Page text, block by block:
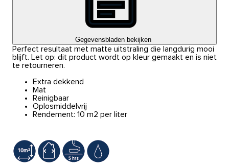
Gegevensbladen bekijken
Perfect resultaat met matte uitstraling die langdurig mooi
blijft. Let op: dit product wordt op kleur gemaakt en is niet
te retourneren.
Extra dekkend
Mat
Reinigbaar
Oplosmiddelvrij
Rendement: 10 m2 per liter